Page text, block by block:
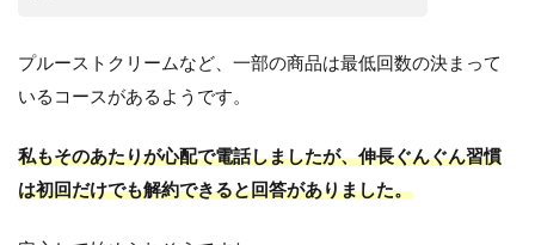
プルーストクリームなど、一部の商品は最低回数の決まって
いるコースがあるようです。
私もそのあたりが心配で電話しましたが、伸長ぐんぐん習慣
は初回だけでも解約できると回答がありました。